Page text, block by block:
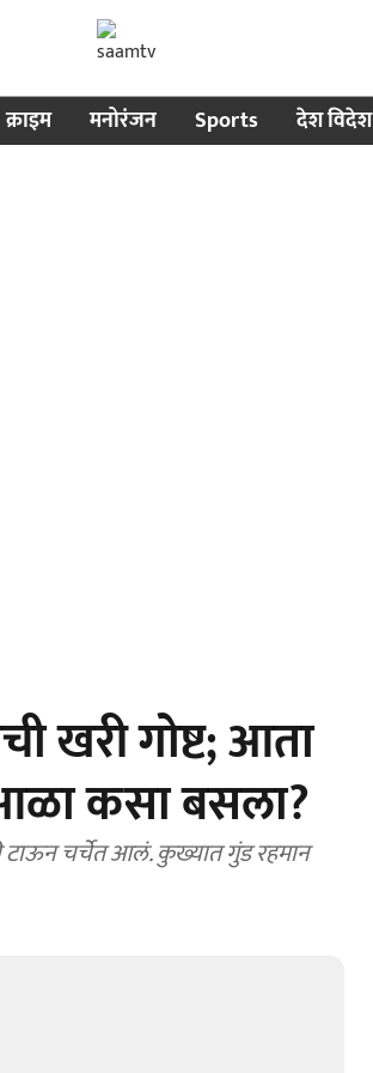
क्राइम मनोरंजन Sports देश विदेश
खरी गोष्ट; आता
कसा बसला?
टाऊन चर्चेत आलं. कुख्यात गुंड रहमान